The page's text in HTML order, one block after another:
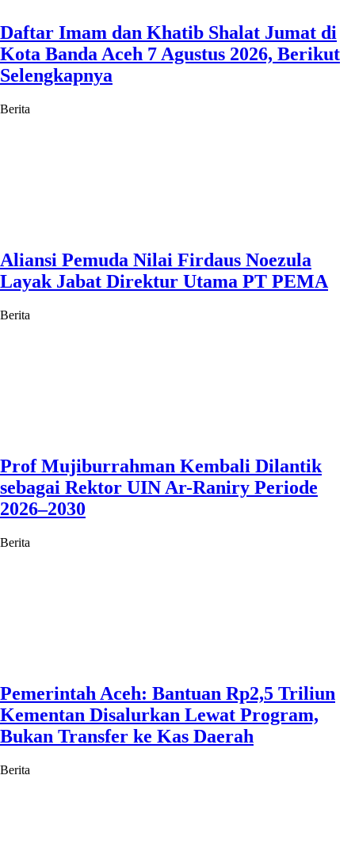
Daftar Imam dan Khatib Shalat Jumat di
Kota Banda Aceh 7 Agustus 2026, Berikut
Selengkapnya
Berita
Aliansi Pemuda Nilai Firdaus Noezula
Layak Jabat Direktur Utama PT PEMA
Berita
Prof Mujiburrahman Kembali Dilantik
sebagai Rektor UIN Ar-Raniry Periode
2026–2030
Berita
Pemerintah Aceh: Bantuan Rp2,5 Triliun
Kementan Disalurkan Lewat Program,
Bukan Transfer ke Kas Daerah
Berita